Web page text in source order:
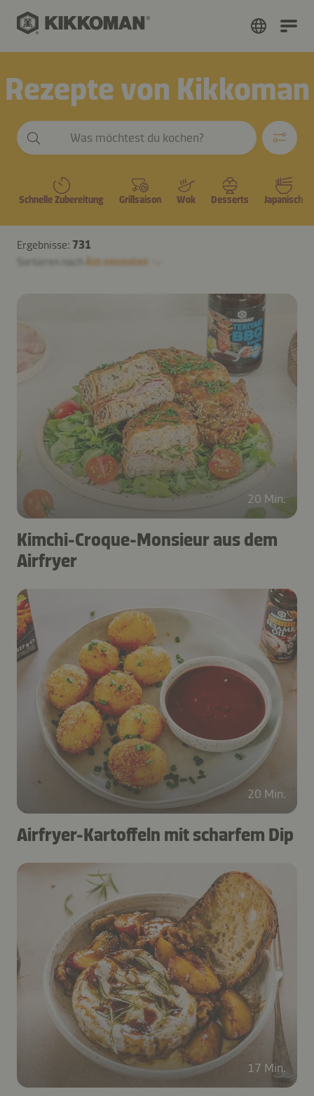
Rezepte von Kikkoman
Was möchtest du kochen?
Schnelle Zubereitung Grillsaison Wok Desserts Japanisch
Ergebnisse: 731
Am neuesten
20 Min.
Kimchi-Croque-Monsieur aus dem
Airfryer
20 Min.
Airfryer-Kartoffeln mit scharfem Dip
17 Min.